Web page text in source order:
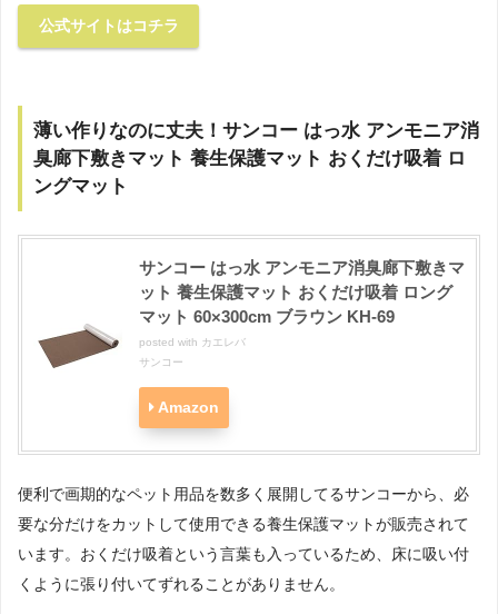
公式サイトはコチラ
薄い作りなのに丈夫！サンコー はっ水 アンモニア消
臭廊下敷きマット 養生保護マット おくだけ吸着 ロ
ングマット
サンコー はっ水 アンモニア消臭廊下敷きマ
ット 養生保護マット おくだけ吸着 ロング
マット 60×300cm ブラウン KH-69
posted with カエレバ
サンコー
Amazon
便利で画期的なペット用品を数多く展開してるサンコーから、必
要な分だけをカットして使用できる養生保護マットが販売されて
います。おくだけ吸着という言葉も入っているため、床に吸い付
くように張り付いてずれることがありません。